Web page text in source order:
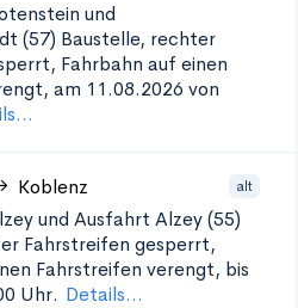
und
(57) Baustelle, rechter
Fahrbahn auf einen
am 11.08.2026 von
Koblenz alt
und Ausfahrt Alzey (55)
Fahrstreifen gesperrt,
Fahrstreifen verengt, bis
Uhr. Details...